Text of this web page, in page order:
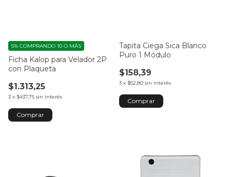
Ficha Kalop para Velador 2P
con Plaqueta
$1.313,25
3 x $437,75 sin interés
5% COMPRANDO 10 O MÁS
Comprar
Tapita Ciega Sica Blanco
Puro 1 Módulo
$158,39
3 x $52,80 sin interés